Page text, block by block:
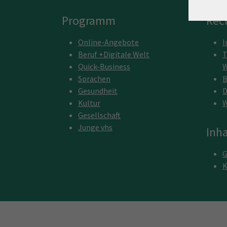
Programm
Online-Angebote
Beruf +Digitale Welt
Quick-Business
Sprachen
Gesundheit
Kultur
Gesellschaft
Junge vhs